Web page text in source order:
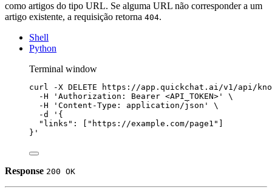
como artigos do tipo URL. Se alguma URL não corresponder a um
artigo existente, a requisição retorna 404.
Shell
Python
Terminal window
curl -X DELETE
https://app.quickchat.ai/v1/api/
-H
'Authorization: Bearer <API_TOKEN>'
\
-H
'Content-Type: application/json'
\
-d
'{
"links": ["https://example.com/page1"]
}'
Response 200 OK